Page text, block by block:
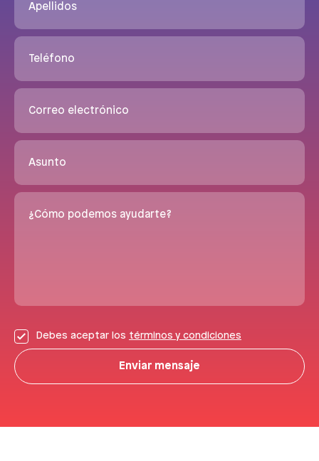
Apellidos
Teléfono
Correo electrónico
Asunto
¿Cómo podemos ayudarte?
Debes aceptar los términos y condiciones
Enviar mensaje